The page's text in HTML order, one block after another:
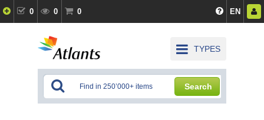
0 0 0 EN
TYPES
Search